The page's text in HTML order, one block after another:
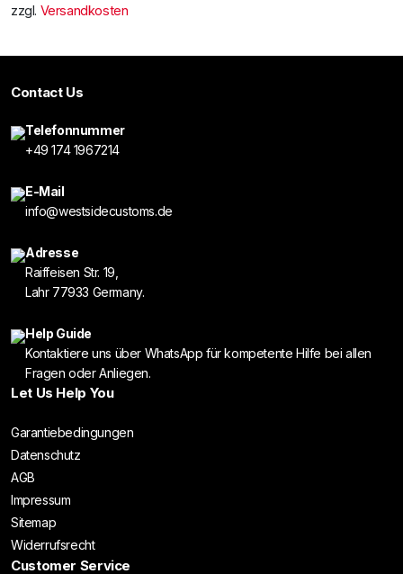
zzgl. Versandkosten
Contact Us
Telefonnummer
+49 174 1967214
E-Mail
info@westsidecustoms.de
Adresse
Raiffeisen Str. 19,
Lahr 77933 Germany.
Help Guide
Kontaktiere uns über WhatsApp für kompetente Hilfe bei allen
Fragen oder Anliegen.
Let Us Help You
Garantiebedingungen
Datenschutz
AGB
Impressum
Sitemap
Widerrufsrecht
Customer Service